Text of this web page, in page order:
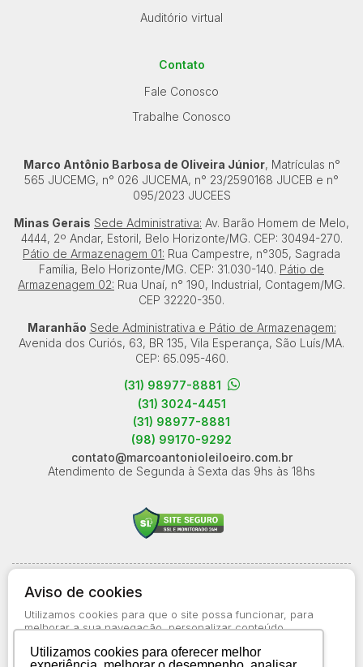
Utilizamos cookies para oferecer melhor
Auditório virtual
Contato
Fale Conosco
Trabalhe Conosco
Marco Antônio Barbosa de Oliveira Júnior, Matrículas n°
565 JUCEMG, n° 026 JUCEMA, n° 23/2590168 JUCEB e n°
095/2023 JUCEES
Minas Gerais Sede Administrativa: Av. Barão Homem de Melo,
4444, 2º Andar, Estoril, Belo Horizonte/MG. CEP: 30494-270.
Pátio de Armazenagem 01: Rua Campestre, n°305, Sagrada
Família, Belo Horizonte/MG. CEP: 31.030-140. Pátio de
Armazenagem 02: Rua Unaí, n° 190, Industrial, Contagem/MG.
CEP 32220-350.
Maranhão Sede Administrativa e Pátio de Armazenagem:
Avenida dos Curiós, 63, BR 135, Vila Esperança, São Luís/MA.
CEP: 65.095-460.
(31) 98977-8881
(31) 3024-4451
(31) 98977-8881
(98) 99170-9292
contato@marcoantonioleiloeiro.com.br
Atendimento de Segunda à Sexta das 9hs às 18hs
Aviso de Cookies
Termos de Uso
Aviso de cookies
Utilizamos cookies para que o site possa funcionar, para
melhorar a sua navegação, personalizar conteúdo
estatísticas sobre o uso do site. Saiba mais no